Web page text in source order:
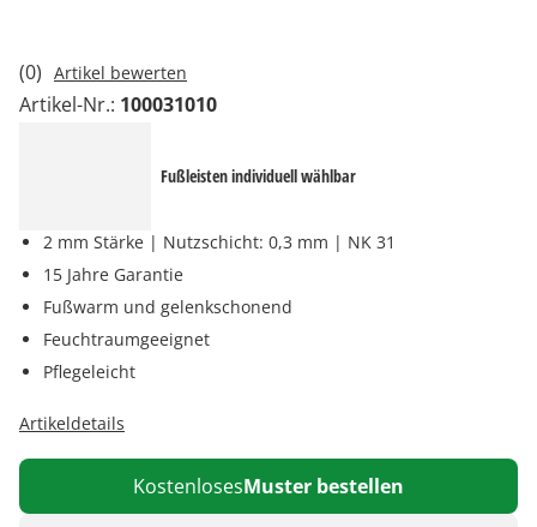
(0) Artikel bewerten
Artikel-Nr.: 100031010
Fußleisten individuell wählbar
2 mm Stärke | Nutzschicht: 0,3 mm | NK 31
15 Jahre Garantie
Fußwarm und gelenkschonend
Feuchtraumgeeignet
Pflegeleicht
Artikeldetails
KostenlosesMuster bestellen